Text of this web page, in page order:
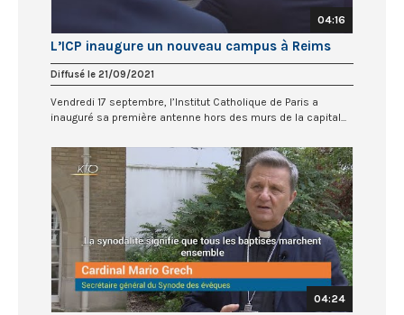
04:16
L’ICP inaugure un nouveau campus à Reims
Diffusé le 21/09/2021
Vendredi 17 septembre, l’Institut Catholique de Paris a
inauguré sa première antenne hors des murs de la capital...
04:24